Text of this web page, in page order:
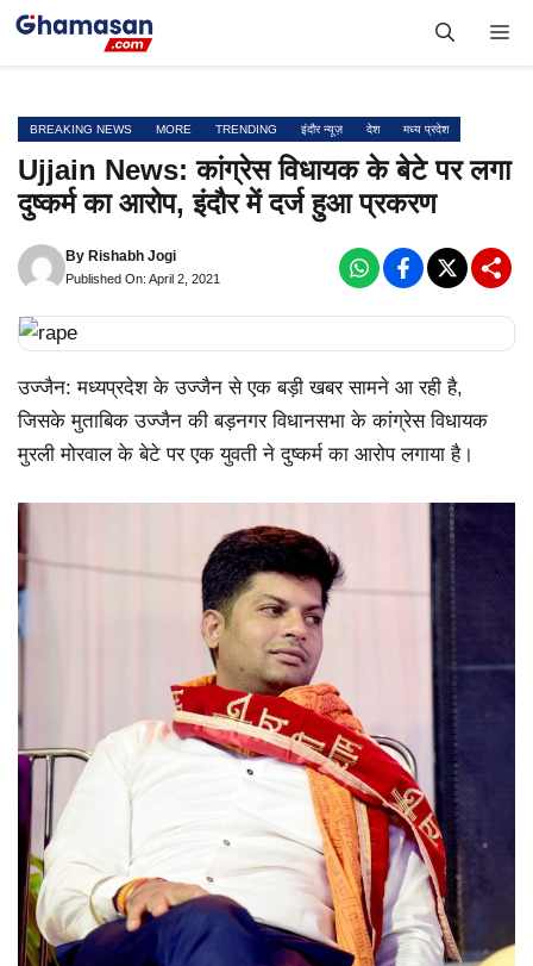
Skip
BREAKING NEWS MORE TRENDING इंदौर न्यूज़ देश मध्य प्रदेश
Ujjain News: कांग्रेस विधायक के बेटे पर लगा
दुष्कर्म का आरोप, इंदौर में दर्ज हुआ प्रकरण
By Rishabh Jogi
Published On: April 2, 2021
उज्जैन: मध्यप्रदेश के उज्जैन से एक बड़ी खबर सामने आ रही है,
जिसके मुताबिक उज्जैन की बड़नगर विधानसभा के कांग्रेस विधायक
मुरली मोरवाल के बेटे पर एक युवती ने दुष्कर्म का आरोप लगाया है।